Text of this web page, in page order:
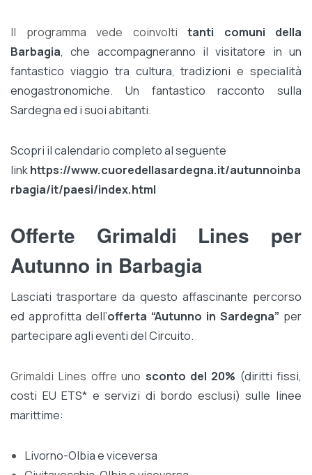
Il programma vede coinvolti tanti comuni della
Barbagia, che accompagneranno il visitatore in un
fantastico viaggio tra cultura, tradizioni e specialità
enogastronomiche. Un fantastico racconto sulla
Sardegna ed i suoi abitanti.
Scopri il calendario completo al seguente
linkhttps://www.cuoredellasardegna.it/autunnoinba
rbagia/it/paesi/index.html
Offerte Grimaldi Lines per
Autunno in Barbagia
Lasciati trasportare da questo affascinante percorso
ed approfitta dell’offerta “Autunno in Sardegna” per
partecipare agli eventi del Circuito.
Grimaldi Lines offre uno sconto del 20% (diritti fissi,
costi EU ETS* e servizi di bordo esclusi) sulle linee
marittime:
Livorno-Olbia e viceversa